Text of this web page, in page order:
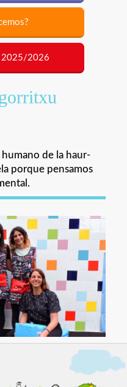
2025/2026
de la haur-
porque pensamos